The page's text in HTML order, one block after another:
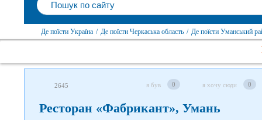
Де поїсти Україна / Де поїсти Черкаська область / Де поїсти Уманський
2645 я був 0 я хочу сюди 0
Ресторан «Фабрикант», Умань